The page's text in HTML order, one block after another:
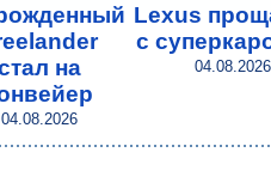
на
04.08.2026
Lexus
с
04.08.2026